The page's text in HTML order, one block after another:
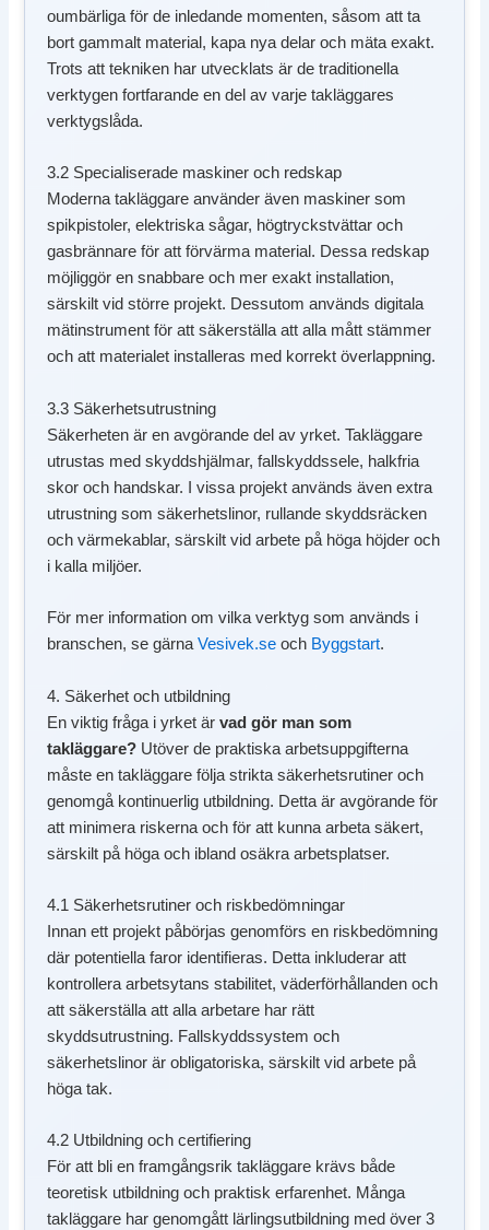
oumbärliga för de inledande momenten, såsom att ta
bort gammalt material, kapa nya delar och mäta exakt.
Trots att tekniken har utvecklats är de traditionella
verktygen fortfarande en del av varje takläggares
verktygslåda.
3.2 Specialiserade maskiner och redskap
Moderna takläggare använder även maskiner som
spikpistoler, elektriska sågar, högtryckstvättar och
gasbrännare för att förvärma material. Dessa redskap
möjliggör en snabbare och mer exakt installation,
särskilt vid större projekt. Dessutom används digitala
mätinstrument för att säkerställa att alla mått stämmer
och att materialet installeras med korrekt överlappning.
3.3 Säkerhetsutrustning
Säkerheten är en avgörande del av yrket. Takläggare
utrustas med skyddshjälmar, fallskyddssele, halkfria
skor och handskar. I vissa projekt används även extra
utrustning som säkerhetslinor, rullande skyddsräcken
och värmekablar, särskilt vid arbete på höga höjder och
i kalla miljöer.
För mer information om vilka verktyg som används i
branschen, se gärnaVesivek.se och Byggstart.
4. Säkerhet och utbildning
En viktig fråga i yrket ärvad gör man som
takläggare? Utöver de praktiska arbetsuppgifterna
måste en takläggare följa strikta säkerhetsrutiner och
genomgå kontinuerlig utbildning. Detta är avgörande för
att minimera riskerna och för att kunna arbeta säkert,
särskilt på höga och ibland osäkra arbetsplatser.
4.1 Säkerhetsrutiner och riskbedömningar
Innan ett projekt påbörjas genomförs en riskbedömning
där potentiella faror identifieras. Detta inkluderar att
kontrollera arbetsytans stabilitet, väderförhållanden och
att säkerställa att alla arbetare har rätt
skyddsutrustning. Fallskyddssystem och
säkerhetslinor är obligatoriska, särskilt vid arbete på
höga tak.
4.2 Utbildning och certifiering
För att bli en framgångsrik takläggare krävs både
teoretisk utbildning och praktisk erfarenhet. Många
takläggare har genomgått lärlingsutbildning med över 3